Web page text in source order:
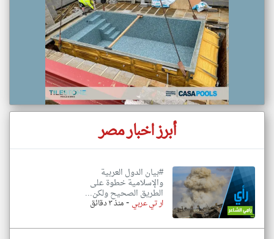
أبرز اخبار مصر
#بيان الدول العربية
والإسلامية خطوة على
الطريق الصحيح ولكن...
ار تي عربي -منذ ٣ دقائق